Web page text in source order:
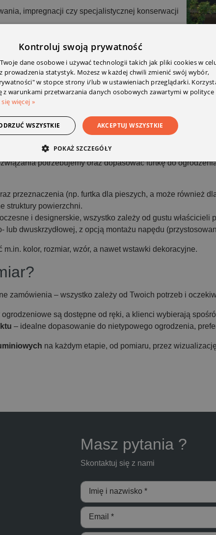
impregnacji czy specjalistycznej konserwacji
wymiany czy napraw.
mogą pękać lub się wypaczać, a stalowe są
– są wytrzymałe i wygodne w codziennym
potrzebujemy oraz dopasować furtkę do
przeznaczenia (np. furtka dla pieszych, a może również
struktury powierzchni.
i designerskie, wszystko zależy od gustu właścicieli
lub dwuskrzydłowej, z opcją montażu napędu
m.in. kolor, rozmiar, wzór, a nawet wstawki dekoracyjne.
zamówienia – wszystko zależy od Twoich potrzeb i
są dostępne od ręki, a klienci wybierają
– idealne dopasowanie do nietypowego ogrodzenia,
na każdym etapie, od pomiaru, przez
Masz pytania ?
Skontaktuj się z nami
Imię i nazwisko *
Email *
Kontroluj swoją prywatność
dane osobowe i używać technologii takich jak pliki cookies w
prowadzenia statystyk. Możesz w każdej chwili zmienić swój wybór,
w stopce strony i/lub w ustawieniach przeglądarki.
z warunkami przetwarzania danych osobowych zawartymi w polityce
więcej »
AKCEPTUJ WSZYSTKIE
WSZYSTKIE
POKAŻ SZCZEGÓŁY